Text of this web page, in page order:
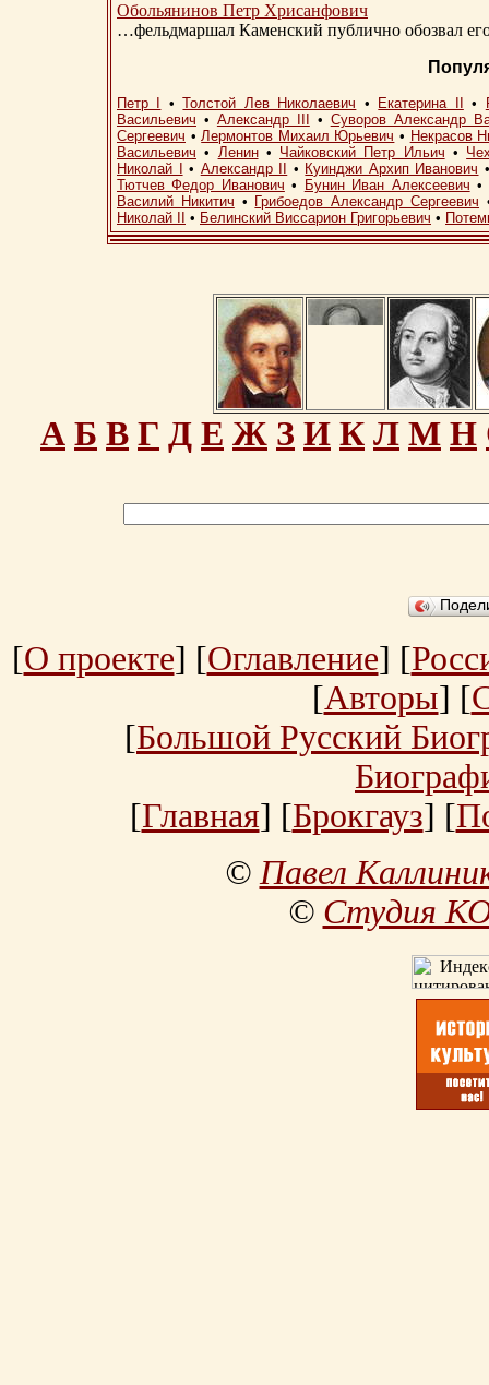
Обольянинов Петр Хрисанфович
…фельдмаршал Каменский публично обозвал
Петр I •Толстой Лев Николаевич • Екатерина II •
Васильевич • Александр III • Суворов Александр
Сергеевич •Лермонтов Михаил Юрьевич • Некрасов
Васильевич • Ленин• Чайковский Петр Ильич •
Николай I
• Александр II • Куинджи Архип Иванович
Тютчев Федор Иванович • Бунин Иван Алексеевич •
Василий Никитич • Грибоедов Александр Сергеевич
Николай II
• Белинский Виссарион Григорьевич •
А Б В Г Д Е Ж З И К Л М Н
[О проекте] [Оглавление] [
[Авторы] [
[Большой Русский
[Главная] [Брокгауз] [
©Павел
© Студия